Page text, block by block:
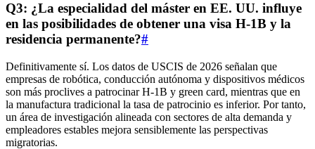
Q3: ¿La especialidad del máster en EE. UU. influye
en las posibilidades de obtener una visa H-1B y la
residencia permanente?#
Definitivamente sí. Los datos de USCIS de 2026 señalan que
empresas de robótica, conducción autónoma y dispositivos médicos
son más proclives a patrocinar H-1B y green card, mientras que en
la manufactura tradicional la tasa de patrocinio es inferior. Por tanto,
un área de investigación alineada con sectores de alta demanda y
empleadores estables mejora sensiblemente las perspectivas
migratorias.